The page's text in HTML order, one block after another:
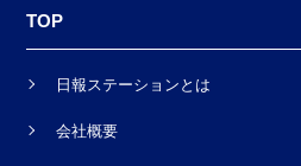
TOP
日報ステーションとは
会社概要